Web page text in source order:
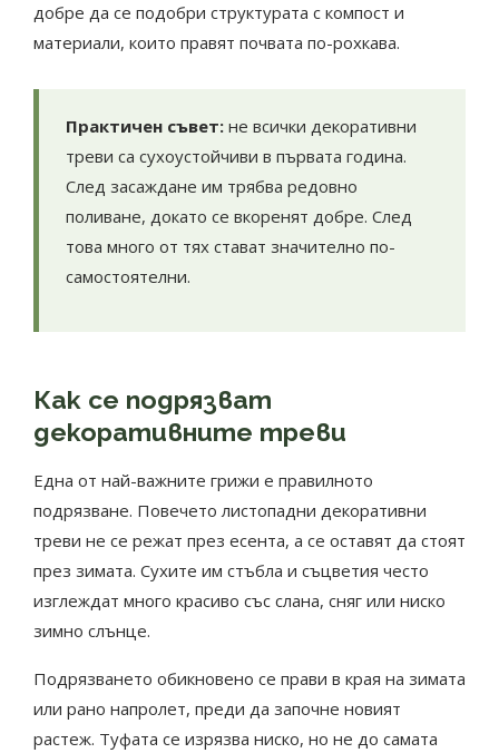
добре да се подобри структурата с компост и
материали, които правят почвата по-рохкава.
Практичен съвет: не всички декоративни
треви са сухоустойчиви в първата година.
След засаждане им трябва редовно
поливане, докато се вкоренят добре. След
това много от тях стават значително по-
самостоятелни.
Как се подрязват
декоративните треви
Една от най-важните грижи е правилното
подрязване. Повечето листопадни декоративни
треви не се режат през есента, а се оставят да стоят
през зимата. Сухите им стъбла и съцветия често
изглеждат много красиво със слана, сняг или ниско
зимно слънце.
Подрязването обикновено се прави в края на зимата
или рано напролет, преди да започне новият
растеж. Туфата се изрязва ниско, но не до самата